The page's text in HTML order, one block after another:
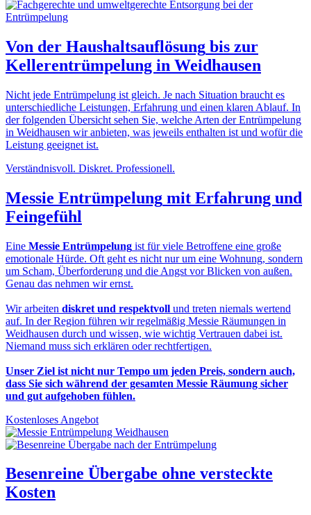
Von der Haushaltsauflösung bis zur
Kellerentrümpelung in Weidhausen
Nicht jede Entrümpelung ist gleich. Je nach Situation braucht es
unterschiedliche Leistungen, Erfahrung und einen klaren Ablauf. In
der folgenden Übersicht sehen Sie, welche Arten der Entrümpelung
in Weidhausen wir anbieten, was jeweils enthalten ist und wofür die
Leistung geeignet ist.
Verständnisvoll. Diskret. Professionell.
Messie Entrümpelung mit Erfahrung und
Feingefühl
Eine Messie Entrümpelung ist für viele Betroffene eine große
emotionale Hürde. Oft geht es nicht nur um eine Wohnung, sondern
um Scham, Überforderung und die Angst vor Blicken von außen.
Genau das nehmen wir ernst.
Wir arbeiten diskret und respektvoll und treten niemals wertend
auf. In der Region führen wir regelmäßig Messie Räumungen in
Weidhausen durch und wissen, wie wichtig Vertrauen dabei ist.
Niemand muss sich erklären oder rechtfertigen.
Unser Ziel ist nicht nur Tempo um jeden Preis, sondern auch,
dass Sie sich während der gesamten Messie Räumung sicher
und gut aufgehoben fühlen.
Kostenloses Angebot
Besenreine Übergabe ohne versteckte
Kosten